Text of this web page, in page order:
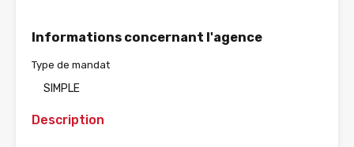
Informations concernant l'agence
Type de mandat
SIMPLE
Description